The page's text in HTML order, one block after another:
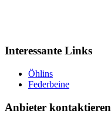
Interessante Links
Öhlins
Federbeine
Anbieter kontaktieren